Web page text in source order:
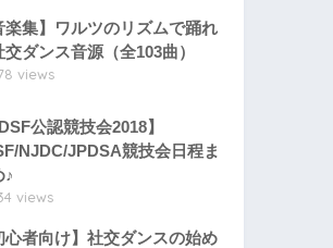
楽集】ワルツのリズムで踊れ
交ダンス音源（全103曲）
views
公認競技会2018】
NJDC/JPDSA競技会日程ま
♪
views
心者向け】社交ダンスの始め